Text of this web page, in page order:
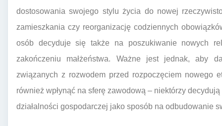
dostosowania swojego stylu życia do nowej
zamieszkania czy reorganizację codziennych
osób decyduje się także na poszukiwanie nowych
zakończeniu małżeństwa. Ważne jest jednak, aby
związanych z rozwodem przed rozpoczęciem nowego
również wpłynąć na sferę zawodową – niektórzy
działalności gospodarczej jako sposób na odbudowanie